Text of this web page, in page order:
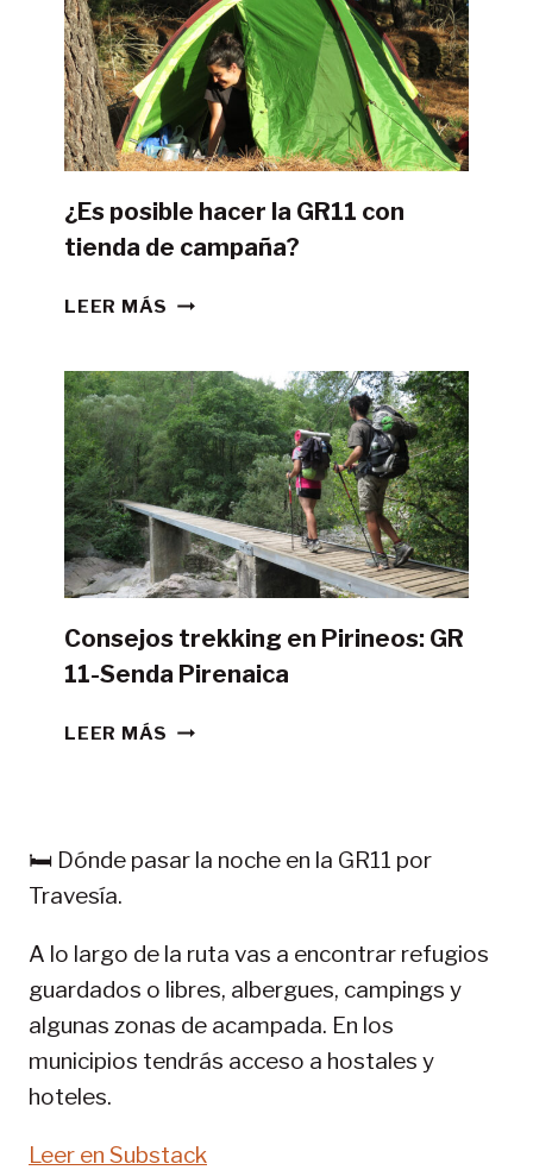
¿Es posible hacer la GR11 con
tienda de campaña?
LEER MÁS ¿ES
LA
GR11
CON
TIENDA
DE
CAMPAÑA?
Consejos trekking en Pirineos: GR
11-Senda Pirenaica
LEER MÁS CONSEJOS
11-
🛏️ Dónde pasar la noche en la GR11 por
Travesía.
A lo largo de la ruta vas a encontrar refugios
guardados o libres, albergues, campings y
algunas zonas de acampada. En los
municipios tendrás acceso a hostales y
hoteles.
Leer en Substack